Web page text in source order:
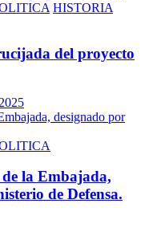
HISTORIA
del proyecto
la Embajada,
de Defensa.